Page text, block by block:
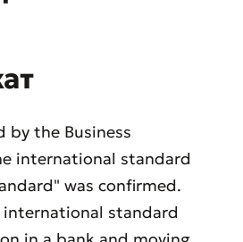
by the Business
international standard
was confirmed.
international standard